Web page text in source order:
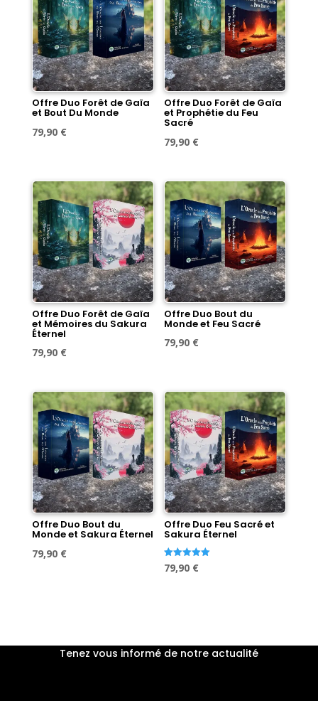
Offre Duo Forêt de Gaïa
et Bout Du Monde
Le
était :
89,60 €.
79,90 €Le
est :
79,90 €.
Offre Duo Forêt de Gaïa
et Prophétie du Feu
Sacré
Le
était :
89,60 €.
79,90 €Le
est :
79,90 €.
Offre Duo Forêt de Gaïa
et Mémoires du Sakura
Éternel
Le
initial
était :
89,60 €.
79,90 €Le
actuel
est :
79,90 €.
Offre Duo Bout du
Monde et Feu Sacré
Le
était :
89,60 €.
79,90 €Le
est :
79,90 €.
Offre Duo Bout du
Monde et Sakura Éternel
Le
79,90 €Le
Offre Duo Feu Sacré et
Sakura Éternel
Note
5.00
Le
79,90 €Le
Tenez vous informé de notre actualité